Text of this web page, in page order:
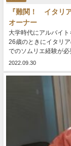
『難関！ イタリ
オーナー
大学時代にアルバイ
26歳のときにイタリ
でのソムリエ経験が必
2022.09.30